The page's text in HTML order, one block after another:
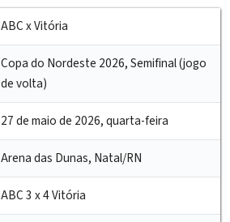
ABC x Vitória
Copa do Nordeste 2026, Semifinal (jogo
de volta)
27 de maio de 2026, quarta-feira
Arena das Dunas, Natal/RN
ABC 3 x 4 Vitória